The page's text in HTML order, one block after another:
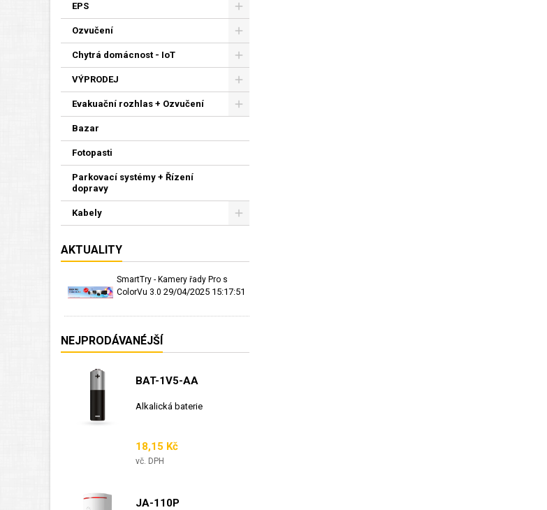
EPS
Ozvučení
Chytrá domácnost - IoT
VÝPRODEJ
Evakuační rozhlas + Ozvučení
Bazar
Fotopasti
Parkovací systémy + Řízení
dopravy
Kabely
AKTUALITY
SmartTry - Kamery řady Pro s
ColorVu 3.0 29/04/2025 15:17:51
NEJPRODÁVANÉJŠÍ
BAT-1V5-AA
Alkalická baterie
Cena
18,15 Kč
vč. DPH
JA-110P